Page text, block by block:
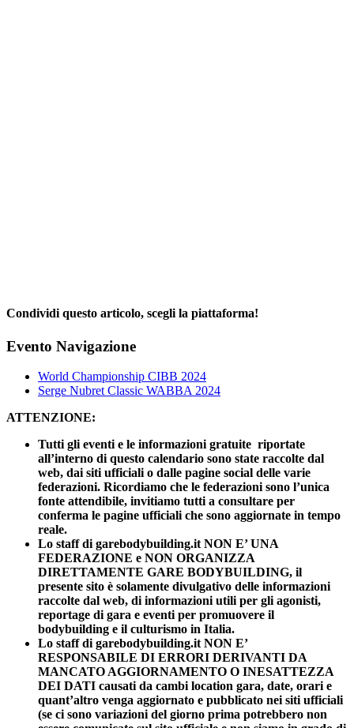
Condividi questo articolo, scegli la piattaforma!
Facebook
X
Reddit
LinkedIn
WhatsApp
Telegram
Tumblr
Pinterest
Email
Evento Navigazione
World Championship CIBB 2024
Serge Nubret Classic WABBA 2024
ATTENZIONE:
Tutti gli eventi e le informazioni gratuite riportate
all’interno di questo calendario sono state raccolte dal
web, dai siti ufficiali o dalle pagine social delle varie
federazioni. Ricordiamo che le federazioni sono l’unica
fonte attendibile, invitiamo tutti a consultare per
conferma le pagine ufficiali che sono aggiornate in tempo
reale.
Lo staff di garebodybuilding.it NON E’ UNA
FEDERAZIONE e NON ORGANIZZA
DIRETTAMENTE GARE BODYBUILDING, il
presente sito è solamente divulgativo delle informazioni
raccolte dal web, di informazioni utili per gli agonisti,
reportage di gara e eventi per promuovere il
bodybuilding e il culturismo in Italia.
Lo staff di garebodybuilding.it NON E’
RESPONSABILE DI ERRORI DERIVANTI DA
MANCATO AGGIORNAMENTO O INESATTEZZA
DEI DATI causati da cambi location gara, date, orari e
quant’altro venga aggiornato e pubblicato nei siti ufficiali
(se ci sono variazioni del giorno prima potrebbero non